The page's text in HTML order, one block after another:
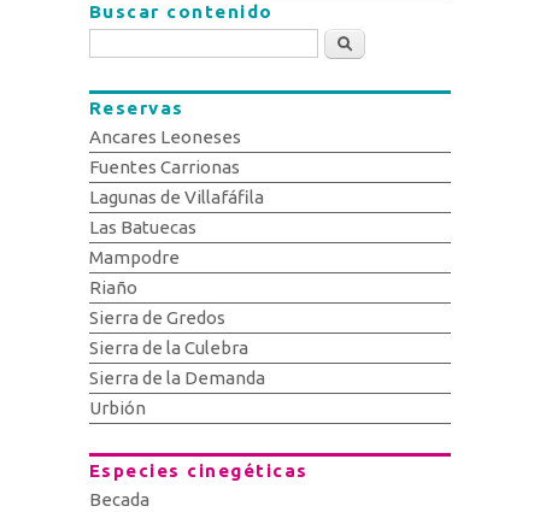
Buscar contenido
Buscar
Reservas
Ancares Leoneses
Fuentes Carrionas
Lagunas de Villafáfila
Las Batuecas
Mampodre
Riaño
Sierra de Gredos
Sierra de la Culebra
Sierra de la Demanda
Urbión
Especies cinegéticas
Becada